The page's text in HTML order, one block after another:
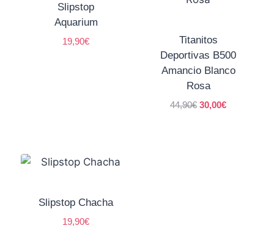
Slipstop
Aquarium
19,90€
Titanitos
Deportivas B500
Amancio Blanco
Rosa
44,90€ 30,00€
Slipstop Chacha
19,90€